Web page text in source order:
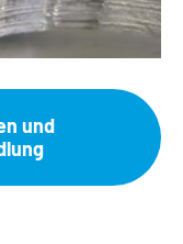
und